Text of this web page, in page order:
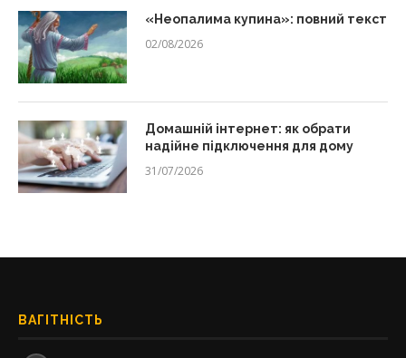
«Неопалима купина»: повний текст
02/08/2026
Домашній інтернет: як обрати
надійне підключення для дому
31/07/2026
ВАГІТНІСТЬ